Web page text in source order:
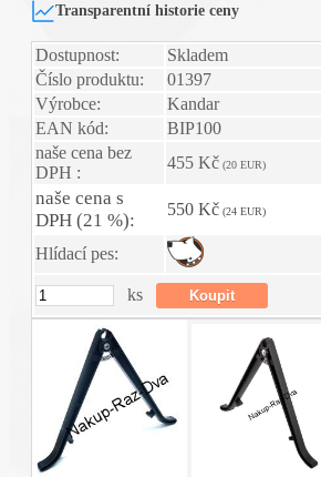
Transparentní historie ceny
Dostupnost:
Skladem
Číslo produktu:
01397
Výrobce:
Kandar
EAN kód:
BIP100
naše cena bez
DPH :
455 Kč (20 EUR)
naše cena s
DPH (21 %):
550 Kč (24 EUR)
Hlídací pes:
ks